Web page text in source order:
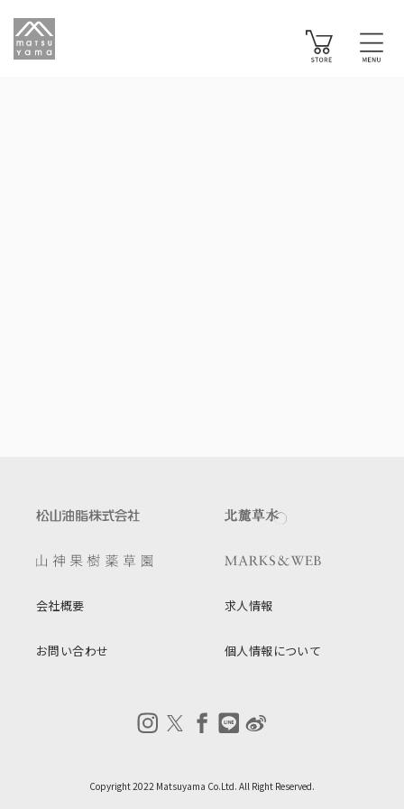
会社概要 求人情報
お問い合わせ 個人情報について
Copyright 2022 Matsuyama Co.Ltd. All Right Reserved.